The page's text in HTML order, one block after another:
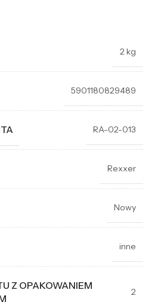
2 kg
5901180829489
RA-02-013
Rexxer
Nowy
inne
Z OPAKOWANIEM
2